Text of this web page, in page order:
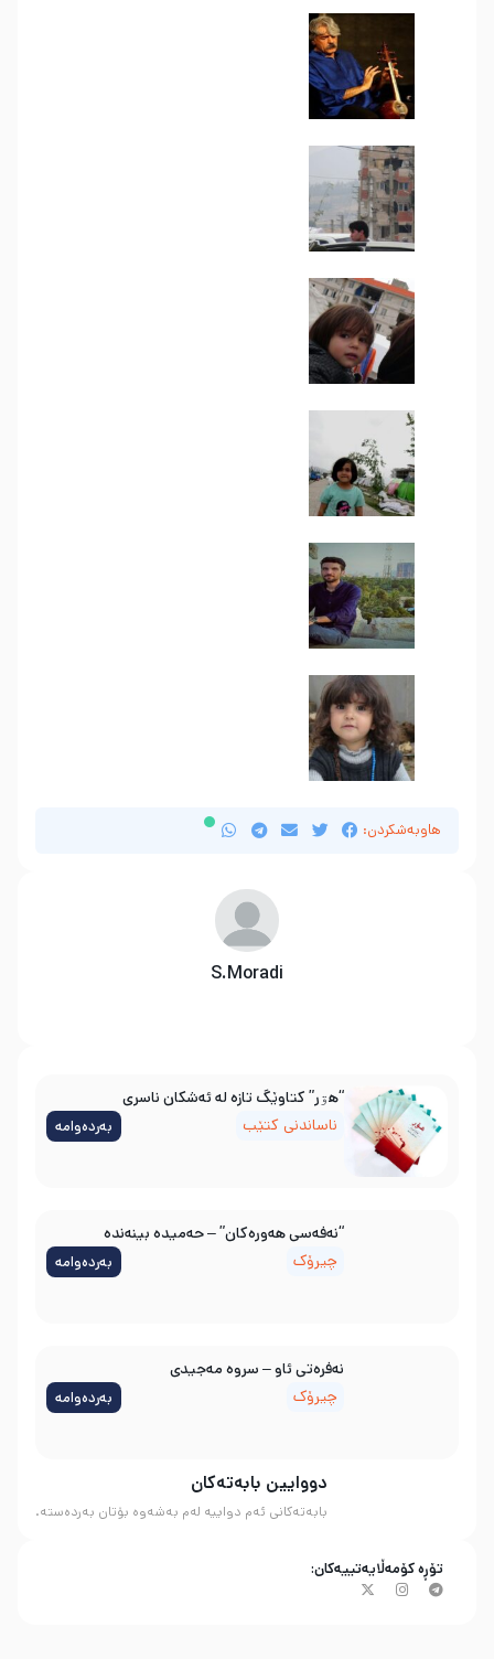
هاوبەشکردن:
S.Moradi
دووایین بابەتەکان
بابەتەکانی ئەم دواییە لەم بەشەوە بۆتان بەردەستە.
“هۊر” کتاوێگ تازە لە ئەشکان ناسری
ناساندنی کتێب
بەردەوامە
“نەفەسی هەورەکان” – حەمیدە بینەندە
چیرۆک
بەردەوامە
نه‌فره‌تی ئاو – سروه‌ مه‌جیدی
چیرۆک
بەردەوامە
تۆڕە کۆمەڵایەتییەکان: